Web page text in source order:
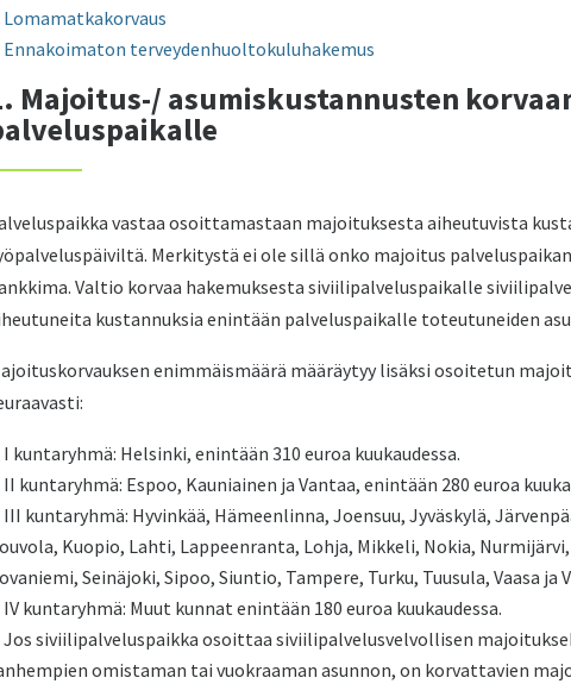
Lomamatkakorvaus
Ennakoimaton terveydenhuoltokuluhakemus
Majoitus-/ asumiskustannusten
vastaa osoittamastaan majoituksesta aiheutuvista
Merkitystä ei ole sillä onko majoitus
Valtio korvaa hakemuksesta siviilipalveluspaikalle
kustannuksia enintään palveluspaikalle toteutuneiden
enimmäismäärä määräytyy lisäksi osoitetun
I kuntaryhmä: Helsinki, enintään 310 euroa kuukaudessa.
II kuntaryhmä: Espoo, Kauniainen ja Vantaa, enintään 280 euroa
III kuntaryhmä: Hyvinkää, Hämeenlinna, Joensuu, Jyväskylä,
Kuopio, Lahti, Lappeenranta, Lohja, Mikkeli, Nokia,
Seinäjoki, Sipoo, Siuntio, Tampere, Turku, Tuusula, Vaasa ja
IV kuntaryhmä: Muut kunnat enintään 180 euroa kuukaudessa.
Jos siviilipalveluspaikka osoittaa siviilipalvelusvelvollisen
omistaman tai vuokraaman asunnon, on korvattavien